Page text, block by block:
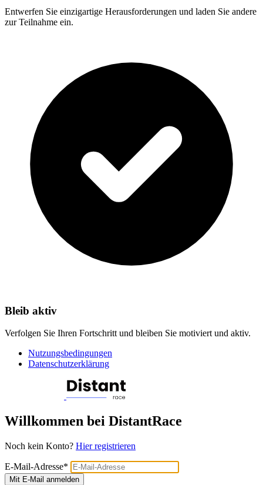
Entwerfen Sie einzigartige Herausforderungen und laden Sie andere
zur Teilnahme ein.
Bleib aktiv
Verfolgen Sie Ihren Fortschritt und bleiben Sie motiviert und aktiv.
Nutzungsbedingungen
Datenschutzerklärung
Willkommen bei DistantRace
Noch kein Konto? Hier registrieren
E-Mail-Adresse*
Mit E-Mail anmelden